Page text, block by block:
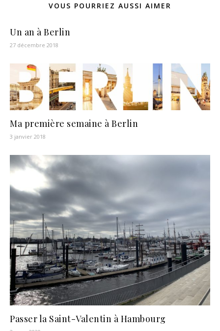
VOUS POURRIEZ AUSSI AIMER
Un an à Berlin
27 décembre 2018
Ma première semaine à Berlin
3 janvier 2018
Passer la Saint-Valentin à Hambourg